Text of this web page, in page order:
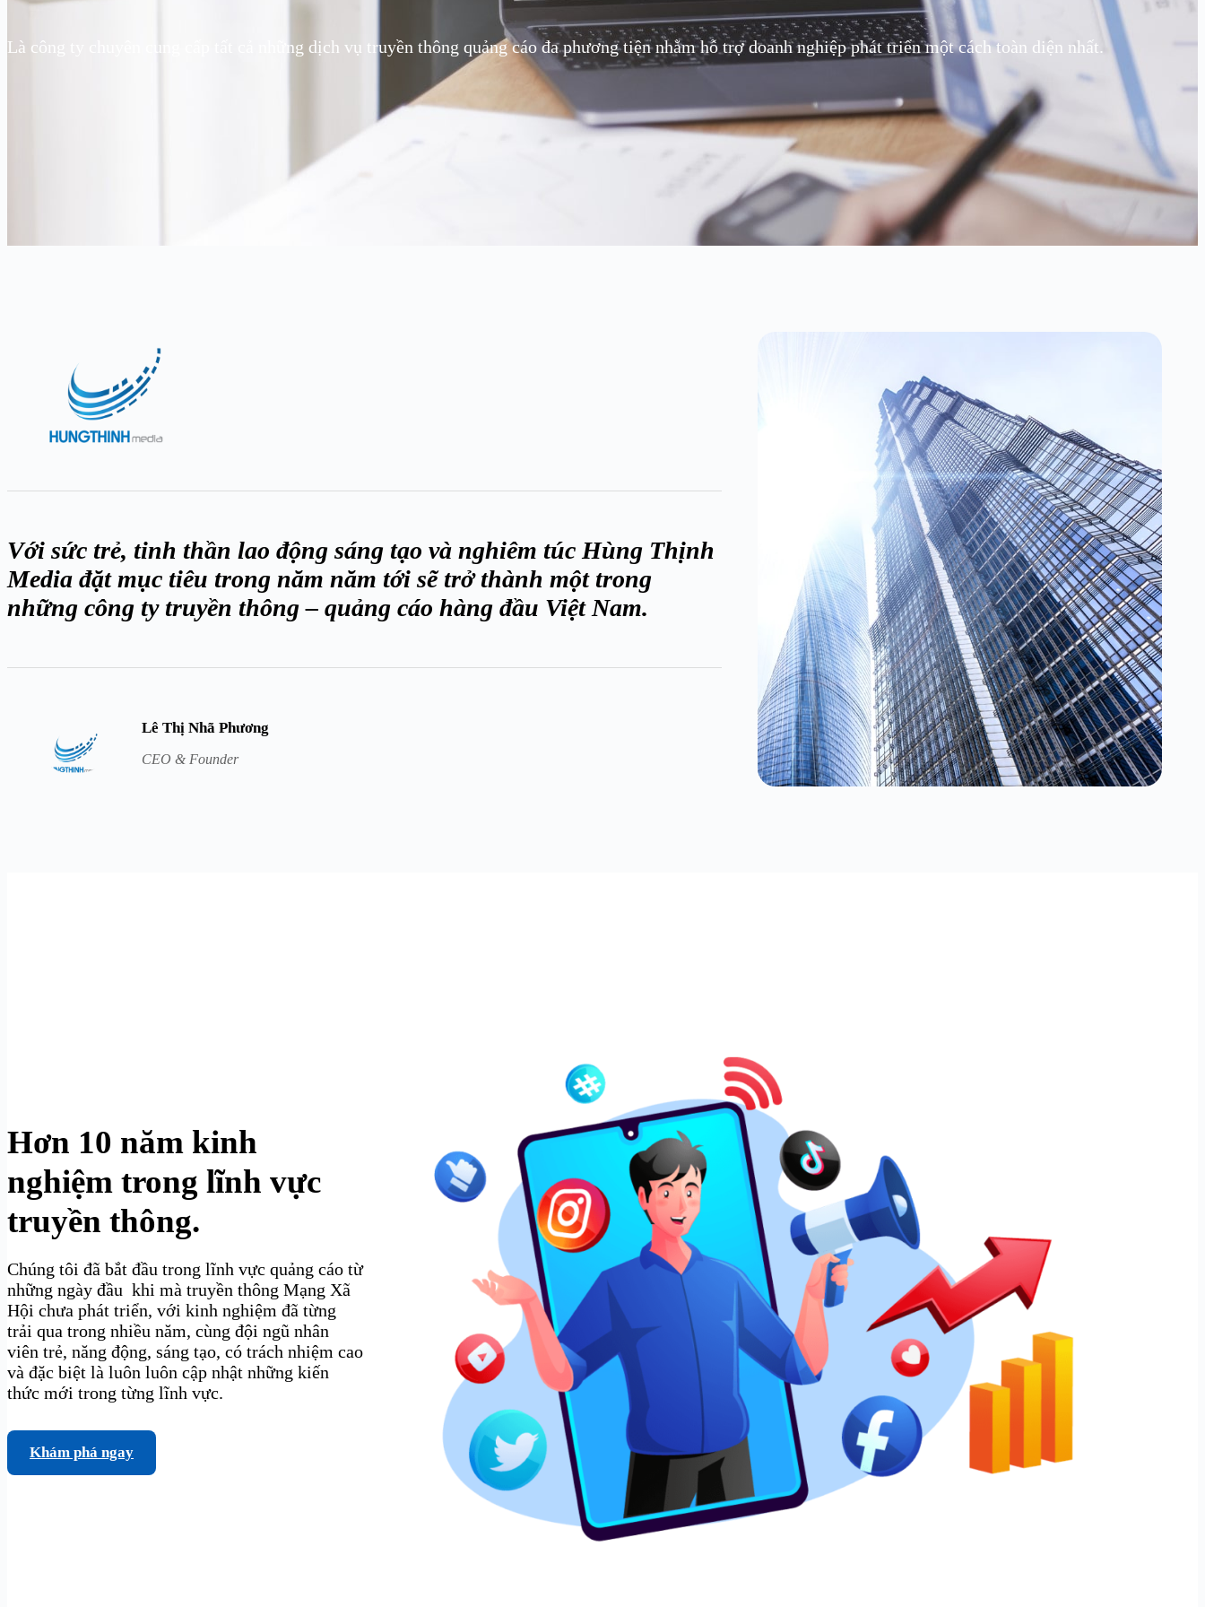
Là công ty chuyên cung cấp tất cả những dịch vụ truyền thông quảng cáo đa phương tiện nhằm hỗ trợ doanh nghiệp phát triển một cách toàn diện nhất.
Với sức trẻ, tinh thần lao động sáng tạo và nghiêm túc Hùng Thịnh
Media đặt mục tiêu trong năm năm tới sẽ trở thành một trong
những công ty truyền thông – quảng cáo hàng đầu Việt Nam.
Lê Thị Nhã Phương
CEO & Founder
Hơn 10 năm kinh
nghiệm trong lĩnh vực
truyền thông.
Chúng tôi đã bắt đầu trong lĩnh vực quảng cáo từ
những ngày đầu khi mà truyền thông Mạng Xã
Hội chưa phát triển, với kinh nghiệm đã từng
trải qua trong nhiều năm, cùng đội ngũ nhân
viên trẻ, năng động, sáng tạo, có trách nhiệm cao
và đặc biệt là luôn luôn cập nhật những kiến
thức mới trong từng lĩnh vực.
Khám phá ngay